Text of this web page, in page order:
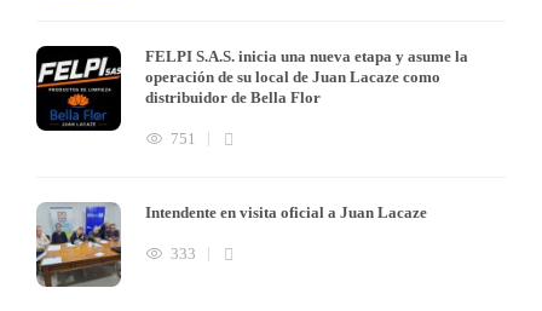
FELPI S.A.S. inicia una nueva etapa y asume la
operación de su local de Juan Lacaze como
distribuidor de Bella Flor
751
Intendente en visita oficial a Juan Lacaze
333